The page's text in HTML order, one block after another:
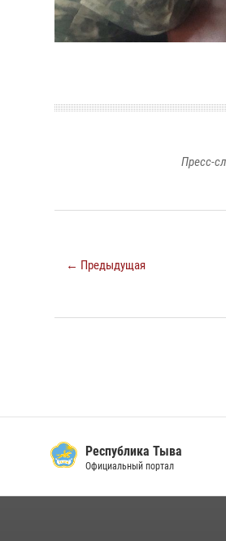
Пресс-
← Предыдущая
Республика Тыва
Официальный портал